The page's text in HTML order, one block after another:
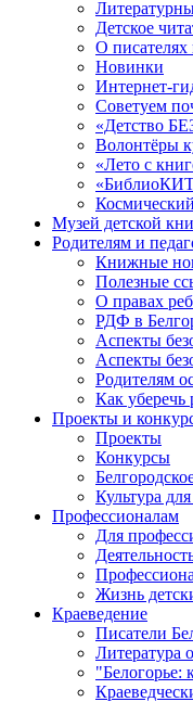
Детское
О писателях
Новинки
Интернет-
Советуем
«Детство
Волонтёры
«Лето с
Музей детской
Родителям и
Книжные
Полезные
О правах
РДФ в
Аспекты
Аспекты
Родителям
Как уберечь
Проекты и
Проекты
Конкурсы
Культура
Профессионалам
Для
Жизнь
Краеведение
Писатели
Литература